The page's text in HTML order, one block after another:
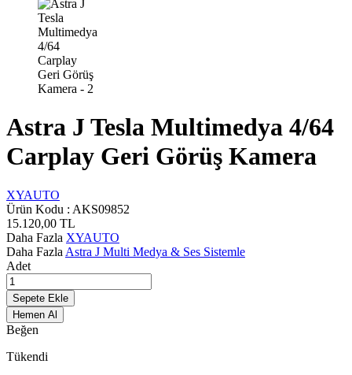
Astra J Tesla Multimedya 4/64
Carplay Geri Görüş Kamera
XYAUTO
Ürün Kodu : AKS09852
15.120,00 TL
Daha Fazla XYAUTO
Daha Fazla Astra J Multi Medya & Ses Sistemle
Adet
Sepete Ekle
Hemen Al
Beğen
Tükendi